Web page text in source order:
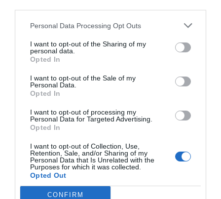
Personal Data Processing Opt Outs
I want to opt-out of the Sharing of my
personal data.
Opted In
I want to opt-out of the Sale of my
Personal Data.
Opted In
I want to opt-out of processing my
Personal Data for Targeted Advertising.
Opted In
I want to opt-out of Collection, Use,
Retention, Sale, and/or Sharing of my
Personal Data that Is Unrelated with the
Purposes for which it was collected.
Opted Out
CONFIRM
Lotto Εκπνοής Gonge – Παιχνίδι
2006)
Κωδικός:2006 WINTHER-GONGE
40,00 €